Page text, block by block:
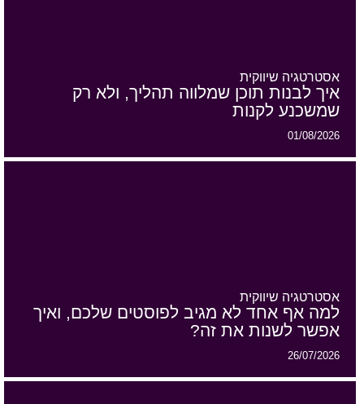
אסטרטגיה שיווקית
איך לבנות תוכן שמלווה תהליך, ולא רק
שמשכנע לקנות
01/08/2026
אסטרטגיה שיווקית
למה אף אחד לא מגיב לפוסטים שלכם, ואיך
אפשר לשנות את זה?
26/07/2026